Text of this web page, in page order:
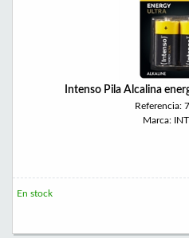
Intenso Pila Alcalina
Referencia:
Marca:
En stock